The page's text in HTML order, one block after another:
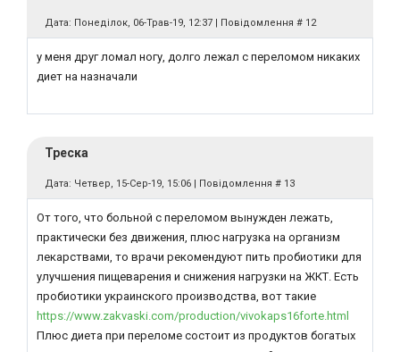
Дата: Понеділок, 06-Трав-19, 12:37 | Повідомлення # 12
у меня друг ломал ногу, долго лежал с переломом никаких
диет на назначали
Треска
Дата: Четвер, 15-Сер-19, 15:06 | Повідомлення # 13
От того, что больной с переломом вынужден лежать,
практически без движения, плюс нагрузка на организм
лекарствами, то врачи рекомендуют пить пробиотики для
улучшения пищеварения и снижения нагрузки на ЖКТ. Есть
пробиотики украинского производства, вот такие
https://www.zakvaski.com/production/vivokaps16forte.html
Плюс диета при переломе состоит из продуктов богатых